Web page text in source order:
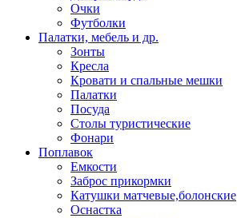
Очки
Футболки
Палатки, мебель и др.
Зонты
Кресла
Кровати и спальные мешки
Палатки
Посуда
Столы туристические
Фонари
Поплавок
Емкости
Заброс прикормки
Катушки матчевые,болонские
Оснастка